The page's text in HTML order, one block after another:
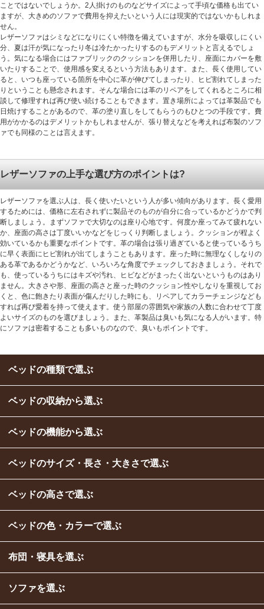
ことではないでしょうか。2人掛けのものなどサイズによって手頃な価格も出てい
ますが、大きめのソファで費用を抑えたいという人には現実的ではないかもしれま
せん。
レザーソファはシミなどになりにくい特徴を備えていますが、水分を吸収しにくい
分、夏は汗が気になったり冬は冷たかったりするのもデメリットと言えるでしょ
う。気になる場合にはファブリックのクッションを併用したり、座面にカバーを敷
いたりすることで、使用感を変えるという方法もあります。また、長く使用してい
ると、いつも座っている箇所を中心に革が伸びてしまったり、ヒビ割れてしまった
りということも懸念されます。そんな場合には革のリペアをしてくれるところに相
談して修理すれば再び使い続けることもできます。置き場所によっては革製品でも
日焼けすることがあるので、革の塗り直しをしてもらうのもひとつの手段です。費
用がかかるのはデメリットかもしれませんが、張り替えなどを考えれば布製のソフ
ァでも同様のことは言えます。
レザーソファの上手な選び方のポイントは?
レザーソファを選ぶ人は、長く使いたいという人が多い傾向があります。長く愛用
するためには、価格に左右されずに製品そのものが自分に合っているかどうかで判
断しましょう。まずソファで大切なのは座り心地です。何度か座ってみて疲れない
か、座面の高さは丁度いいかなどをじっくり判断しましょう。クッションが程よく
効いているかも重要なポイントです。革の場合は張り過ぎていると使っているうち
に早く表面にヒビ割れが出てしまうこともあります。座った時に無理なくしなりの
ある革であるかどうかなど、いろいろな角度でチェックしておきましょう。それで
も、使っているうちにはキズや汚れ、ヒビなどがまったく出ないというものはあり
ません。大きさや形、座面の高さと座った時のクッション性やしなりを重視してお
くと、色に飽きたり表面が傷んだりした時にも、リペアしてカラーチェンジなども
すれば再び愛着を持って使えます。使う部屋の雰囲気や家族の人数に合わせて丁度
よいサイズのものを選びましょう。また、革製品は臭いも気になる人がいます。特
にソファは密着することも多いものなので、臭いもポイントです。
ベッドの種類で選ぶ
ベッドの収納から選ぶ
ベッドの機能から選ぶ
ベッドのサイズ・長さ・大きさで選ぶ
ベッドの高さで選ぶ
ベッドの色・カラーで選ぶ
布団・寝具を選ぶ
ソファを選ぶ